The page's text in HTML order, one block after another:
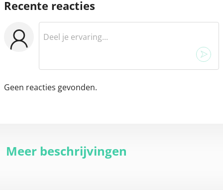
Recente reacties
Geen reacties gevonden.
Meer beschrijvingen